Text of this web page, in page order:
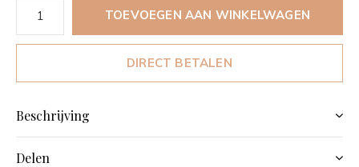
TOEVOEGEN AAN WINKELWAGEN
DIRECT BETALEN
Beschrijving
Delen